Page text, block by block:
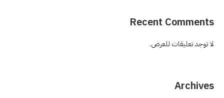
Recent Comments
لا توجد تعليقات للعرض.
Archives